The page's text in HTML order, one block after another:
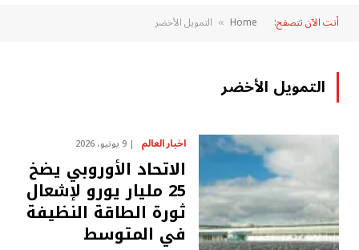
أنت الآن تتصفح: Home
» التمويل الأخضر
التمويل الأخضر
اخبار العالم 9 يونيو، 2026
الاتحاد الأوروبي يضخ
25 مليار يورو لإشعال
ثورة الطاقة النظيفة
في المتوسط